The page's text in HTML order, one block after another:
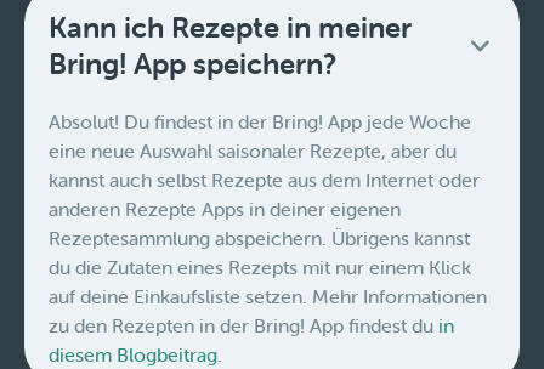
Kann ich Rezepte in meiner
Bring! App speichern?
Absolut! Du findest in der Bring! App jede Woche
eine neue Auswahl saisonaler Rezepte, aber du
kannst auch selbst Rezepte aus dem Internet oder
anderen Rezepte Apps in deiner eigenen
Rezeptesammlung abspeichern. Übrigens kannst
du die Zutaten eines Rezepts mit nur einem Klick
auf deine Einkaufsliste setzen. Mehr Informationen
zu den Rezepten in der Bring! App findest du in
diesem Blogbeitrag.